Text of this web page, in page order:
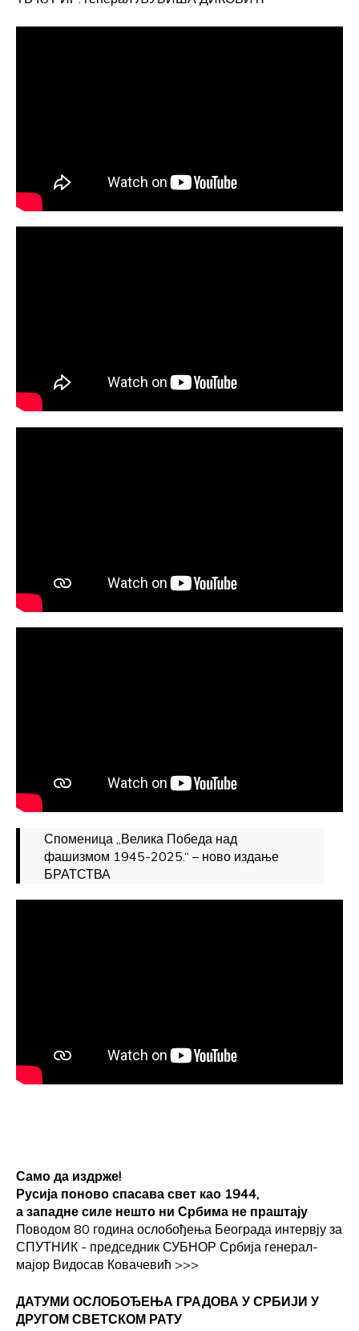
Споменица „Велика Победа над
фашизмом 1945-2025.“ – ново издање
БРАТСТВА
Само да издрже!
Русија поново спасава свет као 1944,
а западне силе нешто ни Србима не праштају
Поводом 80 година ослобођења Београда интервју за
СПУТНИК - председник СУБНОР Србија генерал-
мајор Видосав Ковачевић >>>
ДАТУМИ ОСЛОБОЂЕЊА ГРАДОВА У СРБИЈИ У
ДРУГОМ СВЕТСКОМ РАТУ